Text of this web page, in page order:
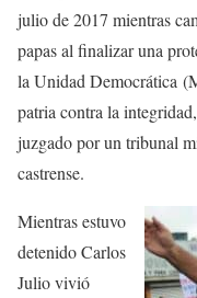
julio de 2017 mientras
papas al finalizar una
la Unidad Democrática
patria contra la
juzgado por un tribunal
castrense.
Mientras estuvo
detenido Carlos
Julio vivió